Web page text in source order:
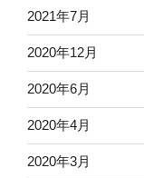
2021年7月
2020年12月
2020年6月
2020年4月
2020年3月